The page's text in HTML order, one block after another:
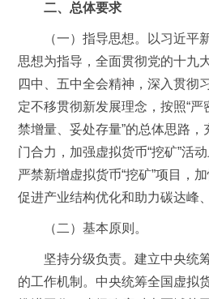
二、总体要求
（一）指导思想。以习近平
思想为指导，全面贯彻党的十九
四中、五中全会精神，深入贯彻
定不移贯彻新发展理念，按照“
禁增量、妥处存量”的总体思路
门合力，加强虚拟货币“挖矿”活
严禁新增虚拟货币“挖矿”项目，
促进产业结构优化和助力碳达峰
（二）基本原则。
坚持分级负责。建立中央统
的工作机制。中央统筹全国虚拟